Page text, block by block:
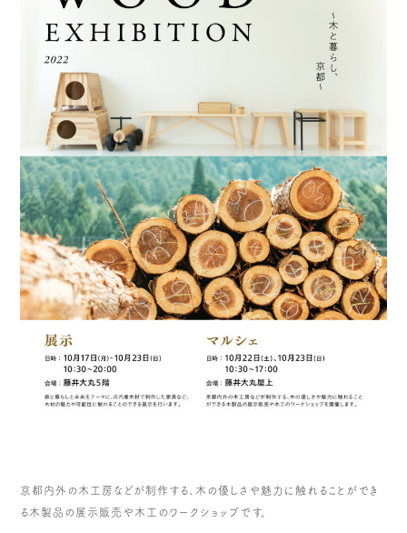
京都内外の木工房などが制作する、木の優しさや魅力に触れること ができ
る木製品の展示販売や木工のワークショップです。